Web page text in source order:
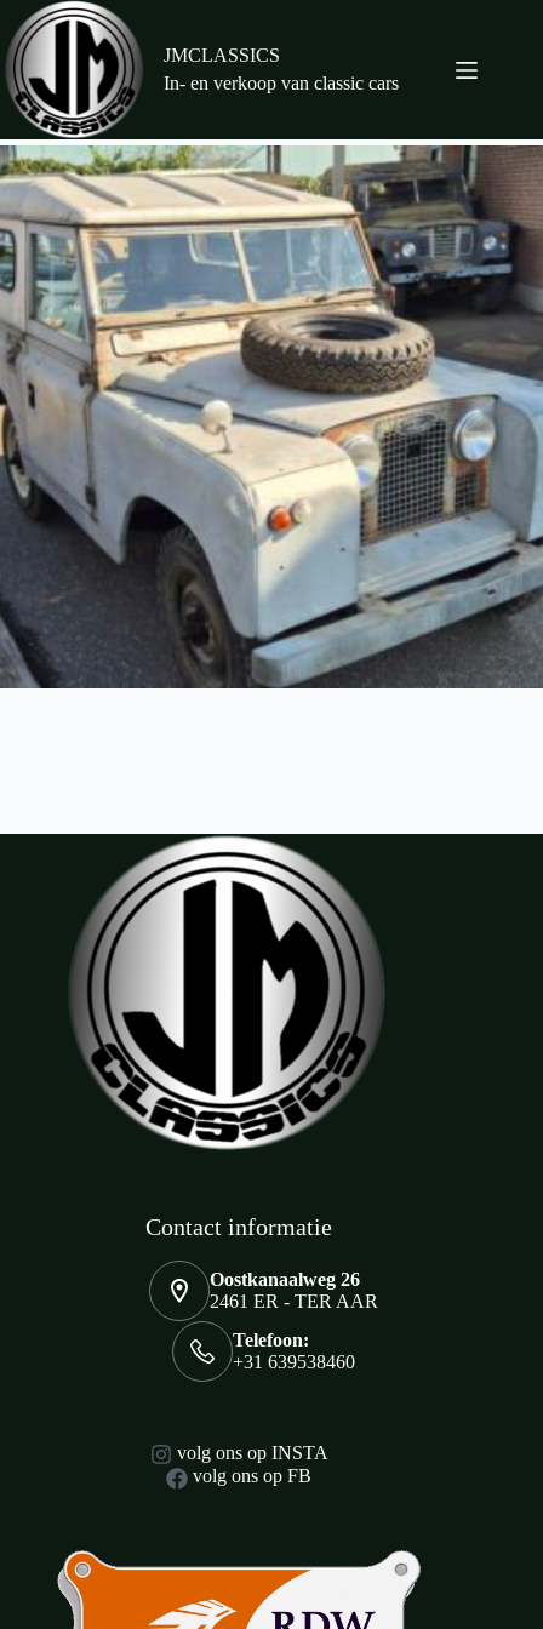
naar
de
inhoud
JMCLASSICS
In- en verkoop van classic cars
Contact informatie
Oostkanaalweg 26
2461 ER - TER AAR
Telefoon:
+31 639538460
volg ons op INSTA
volg ons op FB